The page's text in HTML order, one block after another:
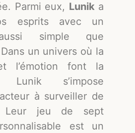
Parmi eux, Lunika
esprits avec un
simple que
un univers où la
l’émotion font la
Lunik s’impose
à surveiller de
Leur jeu de sept
est un